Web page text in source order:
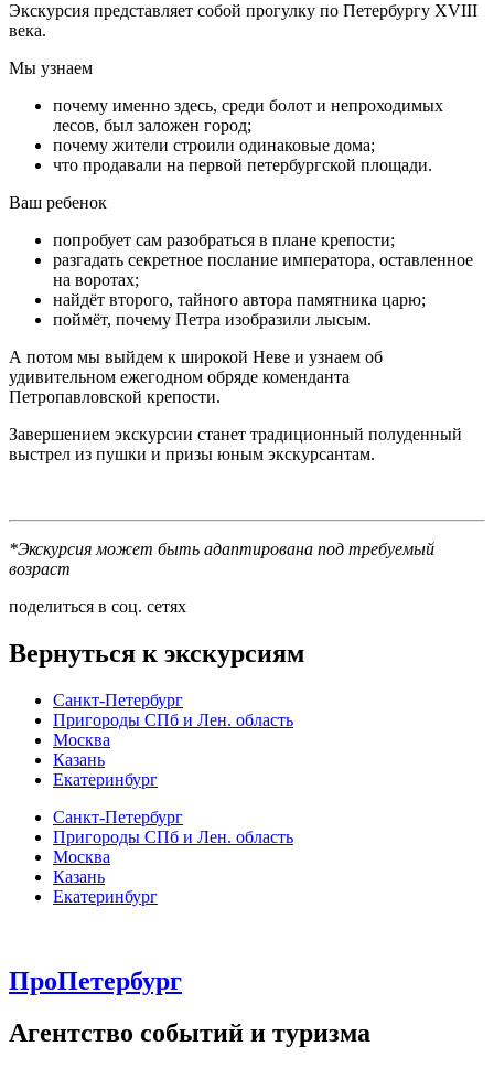
Экскурсия представляет собой прогулку по Петербургу XVIII
века.
Мы узнаем
почему именно здесь, среди болот и непроходимых
лесов, был заложен город;
почему жители строили одинаковые дома;
что продавали на первой петербургской площади.
Ваш ребенок
попробует сам разобраться в плане крепости;
разгадать секретное послание императора, оставленное
на воротах;
найдёт второго, тайного автора памятника царю;
поймёт, почему Петра изобразили лысым.
А потом мы выйдем к широкой Неве и узнаем об
удивительном ежегодном обряде коменданта
Петропавловской крепости.
Завершением экскурсии станет традиционный полуденный
выстрел из пушки и призы юным экскурсантам.
*Экскурсия может быть адаптирована под требуемый
возраст
поделиться в соц. сетях
Вернуться к экскурсиям
Санкт-Петербург
Пригороды СПб и Лен. область
Москва
Казань
Екатеринбург
Санкт-Петербург
Пригороды СПб и Лен. область
Москва
Казань
Екатеринбург
ПроПетербург
Агентство событий и туризма